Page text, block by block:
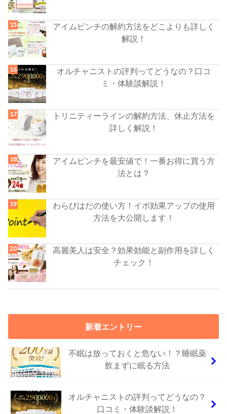
アイムピンチの解約方法をどこよりも詳しく
解説！
オルチャニストの評判ってどうなの？口コ
ミ・体験談解説！
トリニティーラインの解約方法、休止方法を
詳しく解説！
アイムピンチを最安値で！一番お得に買う方
法とは？
わらびはだの使い方！イボ効果アップの使用
方法を大公開します！
高麗美人は安全？効果効能と副作用を詳しく
チェック！
新着エントリー
不眠は放っておくと危ない！？睡眠薬
飲まずに眠る方法
オルチャニストの評判ってどうなの？
口コミ・体験談解説！